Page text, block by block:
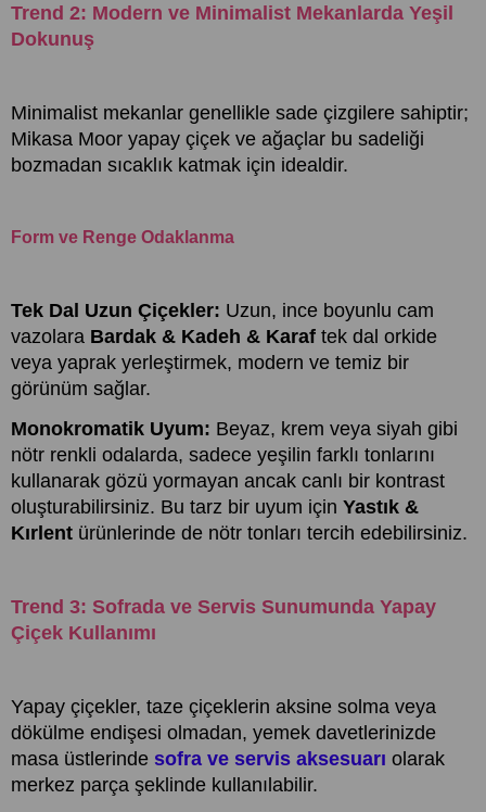
Trend 2: Modern ve Minimalist Mekanlarda Yeşil
Dokunuş
Minimalist mekanlar genellikle sade çizgilere sahiptir;
Mikasa Moor yapay çiçek ve ağaçlar bu sadeliği
bozmadan sıcaklık katmak için idealdir.
Form ve Renge Odaklanma
Tek Dal Uzun Çiçekler: Uzun, ince boyunlu cam
vazolara Bardak & Kadeh & Karaf tek dal orkide
veya yaprak yerleştirmek, modern ve temiz bir
görünüm sağlar.
Monokromatik Uyum: Beyaz, krem veya siyah gibi
nötr renkli odalarda, sadece yeşilin farklı tonlarını
kullanarak gözü yormayan ancak canlı bir kontrast
oluşturabilirsiniz. Bu tarz bir uyum için Yastık &
Kırlent ürünlerinde de nötr tonları tercih edebilirsiniz.
Trend 3: Sofrada ve Servis Sunumunda Yapay
Çiçek Kullanımı
Yapay çiçekler, taze çiçeklerin aksine solma veya
dökülme endişesi olmadan, yemek davetlerinizde
masa üstlerinde sofra ve servis aksesuarı olarak
merkez parça şeklinde kullanılabilir.